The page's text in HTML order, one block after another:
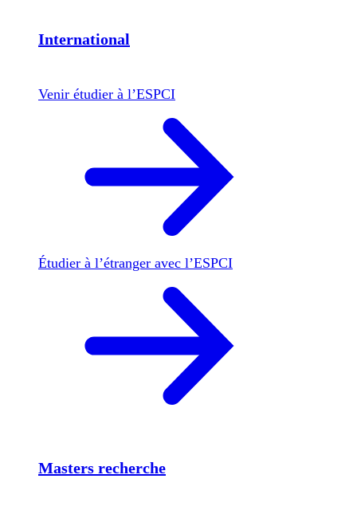
International
Venir étudier à l’ESPCI
Étudier à l’étranger avec l’ESPCI
Masters recherche